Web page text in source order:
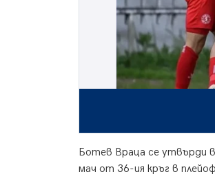
Ботев Враца се утвърди
мач от 36-ия кръг в